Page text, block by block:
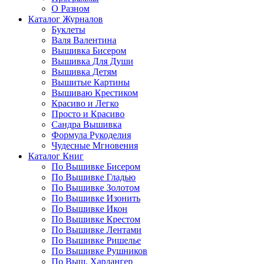
О Разном
Каталог Журналов
Буклеты
Валя Валентина
Вышивка Бисером
Вышивка Для Души
Вышивка Детям
Вышитые Картины
Вышиваю Крестиком
Красиво и Легко
Просто и Красиво
Сандра Вышивка
Формула Рукоделия
Чудесные Мгновения
Каталог Книг
По Вышивке Бисером
По Вышивке Гладью
По Вышивке Золотом
По Вышивке Изонить
По Вышивке Икон
По Вышивке Крестом
По Вышивке Лентами
По Вышивке Ришелье
По Вышивке Рушников
По Выш. Хардангер